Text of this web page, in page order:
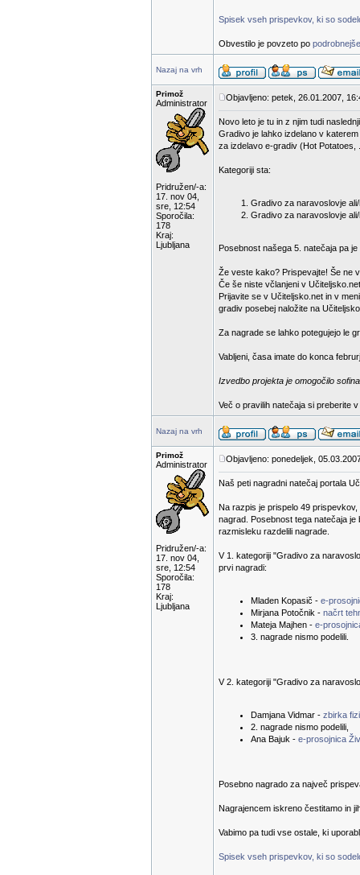
Spisek vseh prispevkov, ki so
Obvestilo je povzeto po
Nazaj na vrh
Primož
Administrator
Pridružen/-a:
17. nov 04,
sre, 12:54
Sporočila:
178
Kraj:
Ljubljana
Objavljeno: petek, 26.01.2007,
Novo leto je tu in z njim tudi
Gradivo je lahko izdelano v
za izdelavo e-gradiv (Hot Potatoes,
Kategoriji sta:
Gradivo za naravoslovje
Gradivo za naravoslovje
Posebnost našega 5. natečaja pa
Že veste kako? Prispevajte! Še ne
Če še niste včlanjeni v
Prijavite se v Učiteljsko.net in v
gradiv posebej naložite na
Za nagrade se lahko potegujejo le
Vabljeni, časa imate do konca
Izvedbo projekta je omogočilo
Več o pravilih natečaja si preberite v
Nazaj na vrh
Primož
Administrator
Pridružen/-a:
17. nov 04,
sre, 12:54
Sporočila:
178
Kraj:
Ljubljana
Objavljeno: ponedeljek,
Naš peti nagradni natečaj portala
Na razpis je prispelo 49
nagrad. Posebnost tega natečaja
razmisleku razdelili nagrade.
V 1. kategoriji "Gradivo za
prvi nagradi:
Mladen Kopasič - e-
Mirjana Potočnik - načrt
Mateja Majhen - e-
3. nagrade nismo podelili.
V 2. kategoriji "Gradivo za
Damjana Vidmar - zbirka
2. nagrade nismo podelili,
Ana Bajuk - e-prosojnica
Posebno nagrado za največ
Nagrajencem iskreno čestitamo in
Vabimo pa tudi vse ostale, ki
Spisek vseh prispevkov, ki so